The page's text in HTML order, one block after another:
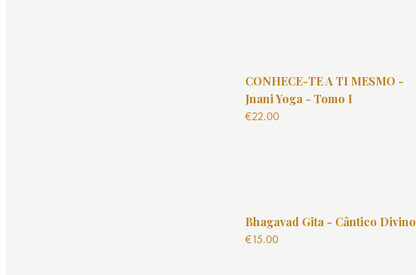
CONHECE-TE A TI MESMO -
Jnani Yoga - Tomo I
€22.00
Bhagavad Gita - Cântico Divino
€15.00